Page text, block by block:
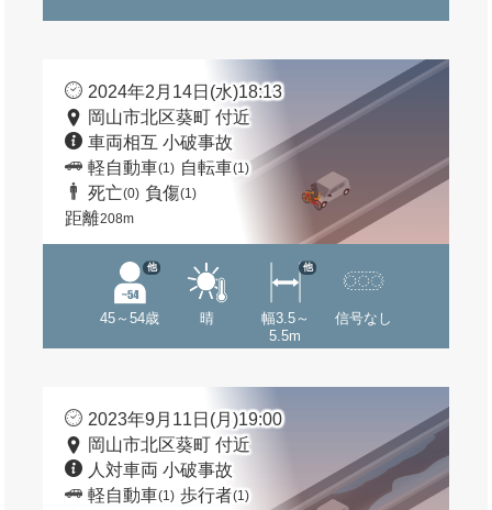
2024年2月14日(水)18:13
岡山市北区葵町 付近
車両相互 小破事故
軽自動車(1) 自転車(1)
死亡(0) 負傷(1)
距離208m
45～54歳
他
晴
幅3.5～
5.5m
他
信号なし
2023年9月11日(月)19:00
岡山市北区葵町 付近
人対車両 小破事故
軽自動車(1) 歩行者(1)